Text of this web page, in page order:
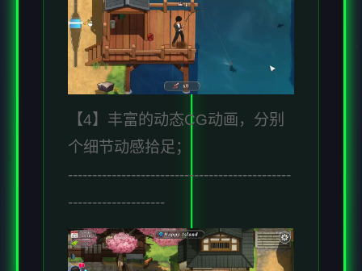
【4】丰富的动态CG动画，分别
个细节动感拾足；
----------------------------------------------
--------------------